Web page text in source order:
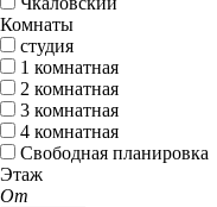
Комнаты
студия
1 комнатная
2 комнатная
3 комнатная
4 комнатная
Свободная планировка
Этаж
От